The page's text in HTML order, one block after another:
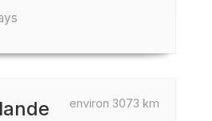
environ 3073 km